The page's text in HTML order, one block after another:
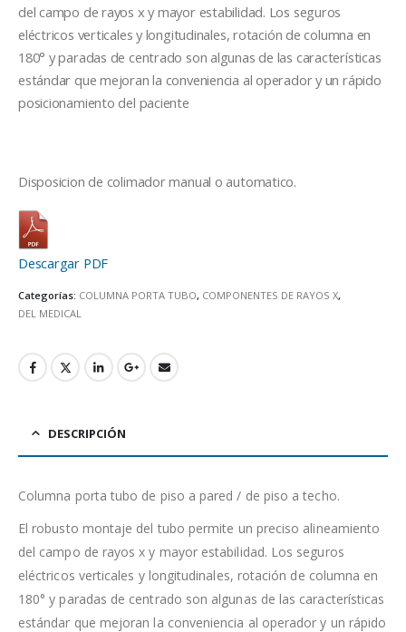
del campo de rayos x y mayor estabilidad. Los seguros
eléctricos verticales y longitudinales, rotación de columna en
180° y paradas de centrado son algunas de las características
estándar que mejoran la conveniencia al operador y un rápido
posicionamiento del paciente
Disposicion de colimador manual o automatico.
Descargar PDF
Categorías: COLUMNA PORTA TUBO, COMPONENTES DE RAYOS X,
DEL MEDICAL
DESCRIPCIÓN
Columna porta tubo de piso a pared / de piso a techo.
El robusto montaje del tubo permite un preciso alineamiento
del campo de rayos x y mayor estabilidad. Los seguros
eléctricos verticales y longitudinales, rotación de columna en
180° y paradas de centrado son algunas de las características
estándar que mejoran la conveniencia al operador y un rápido